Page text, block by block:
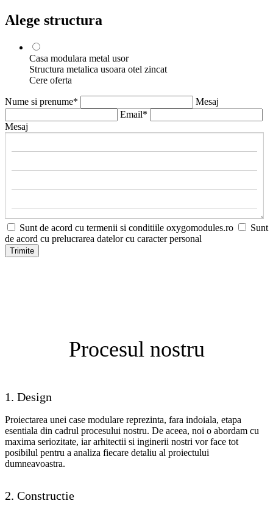
Alege structura
Casa modulara metal usor
Structura metalica usoara otel zincat
Cere oferta
Nume si prenume*
Mesaj
Email*
Mesaj
Sunt de acord cu termenii si conditiile oxygomodules.ro
Sunt
de acord cu prelucrarea datelor cu caracter personal
Procesul nostru
1. Design
Proiectarea unei case modulare reprezinta, fara indoiala, etapa
esentiala din cadrul procesului nostru. De aceea, noi o abordam cu
maxima seriozitate, iar arhitectii si inginerii nostri vor face tot
posibilul pentru a analiza fiecare detaliu al proiectului
dumneavoastra.
2. Constructie